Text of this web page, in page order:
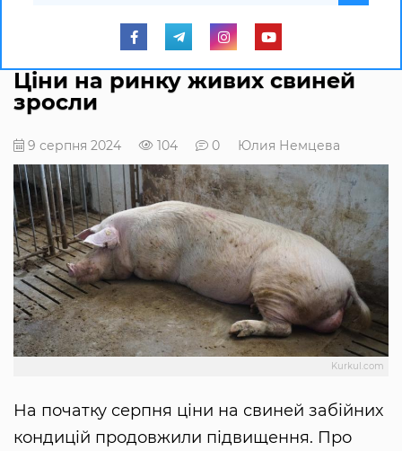
Ціни на ринку живих свиней
зросли
9 серпня 2024 104 0 Юлия Немцева
Kurkul.com
На початку серпня ціни на свиней забійних
кондицій продовжили підвищення. Про